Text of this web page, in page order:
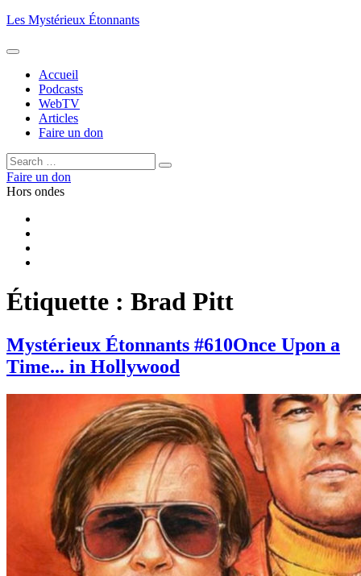
Aller
contenu
Les Mystérieux Étonnants
Accueil
Podcasts
WebTV
Articles
Faire un don
Rechercher :
Rechercher
Faire un don
Hors ondes
Étiquette : Brad Pitt
Mystérieux Étonnants #610Once Upon a
Time... in Hollywood